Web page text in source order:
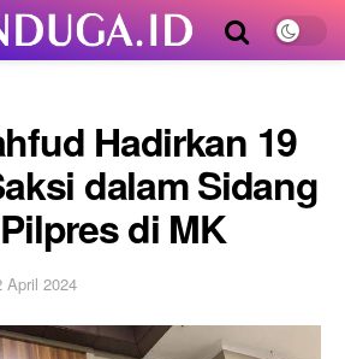
Hadirkan 19
dalam Sidang
di MK
April 2024